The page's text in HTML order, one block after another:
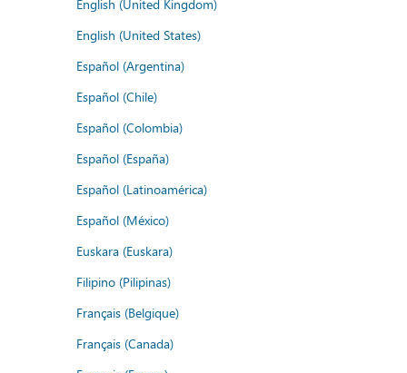
English (United Kingdom)
English (United States)
Español (Argentina)
Español (Chile)
Español (Colombia)
Español (España)
Español (Latinoamérica)
Español (México)
Euskara (Euskara)
Filipino (Pilipinas)
Français (Belgique)
Français (Canada)